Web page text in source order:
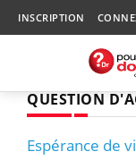
INSCRIPTION
QUESTION
Espérance de